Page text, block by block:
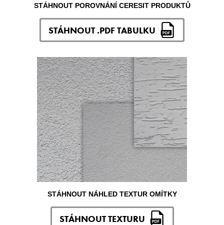
STÁHNOUT POROVNÁNÍ CERESIT PRODUKTŮ
STÁHNOUT .PDF TABULKU
STÁHNOUT NÁHLED TEXTUR OMÍTKY
STÁHNOUT TEXTURU